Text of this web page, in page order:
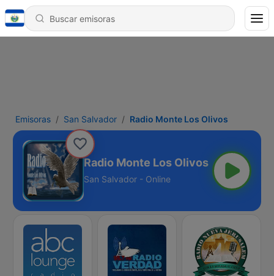
Emisoras San Salvador Radio Monte Los Olivos
Radio Monte Los Olivos
San Salvador - Online